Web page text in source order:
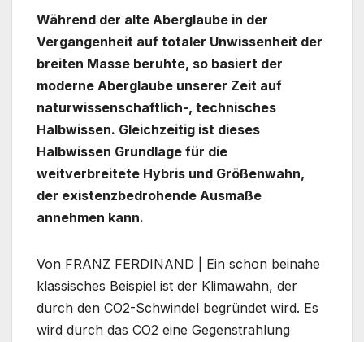
Während der alte Aberglaube in der
Vergangenheit auf totaler Unwissenheit der
breiten Masse beruhte, so basiert der
moderne Aberglaube unserer Zeit auf
naturwissenschaftlich-, technisches
Halbwissen. Gleichzeitig ist dieses
Halbwissen Grundlage für die
weitverbreitete Hybris und Größenwahn,
der existenzbedrohende Ausmaße
annehmen kann.
Von FRANZ FERDINAND | Ein schon beinahe
klassisches Beispiel ist der Klimawahn, der
durch den CO2-Schwindel begründet wird. Es
wird durch das CO2 eine Gegenstrahlung